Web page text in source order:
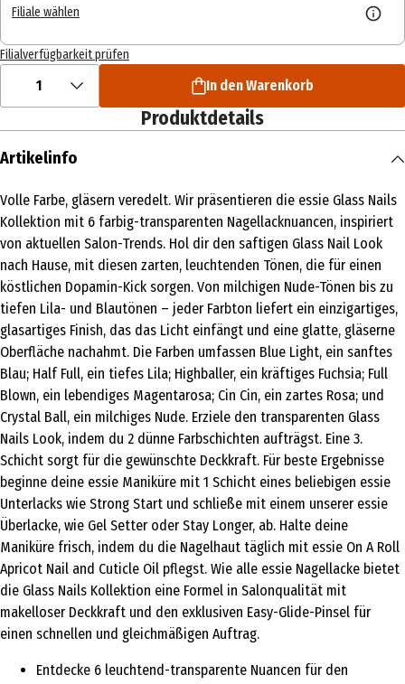
Filiale wählen
Filialverfügbarkeit prüfen
1 In den Warenkorb
Produktdetails
Artikelinfo
Volle Farbe, gläsern veredelt. Wir präsentieren die essie Glass Nails
Kollektion mit 6 farbig-transparenten Nagellacknuancen, inspiriert
von aktuellen Salon-Trends. Hol dir den saftigen Glass Nail Look
nach Hause, mit diesen zarten, leuchtenden Tönen, die für einen
köstlichen Dopamin-Kick sorgen. Von milchigen Nude-Tönen bis zu
tiefen Lila- und Blautönen – jeder Farbton liefert ein einzigartiges,
glasartiges Finish, das das Licht einfängt und eine glatte, gläserne
Oberfläche nachahmt. Die Farben umfassen Blue Light, ein sanftes
Blau; Half Full, ein tiefes Lila; Highballer, ein kräftiges Fuchsia; Full
Blown, ein lebendiges Magentarosa; Cin Cin, ein zartes Rosa; und
Crystal Ball, ein milchiges Nude. Erziele den transparenten Glass
Nails Look, indem du 2 dünne Farbschichten aufträgst. Eine 3.
Schicht sorgt für die gewünschte Deckkraft. Für beste Ergebnisse
beginne deine essie Maniküre mit 1 Schicht eines beliebigen essie
Unterlacks wie Strong Start und schließe mit einem unserer essie
Überlacke, wie Gel Setter oder Stay Longer, ab. Halte deine
Maniküre frisch, indem du die Nagelhaut täglich mit essie On A Roll
Apricot Nail and Cuticle Oil pflegst. Wie alle essie Nagellacke bietet
die Glass Nails Kollektion eine Formel in Salonqualität mit
makelloser Deckkraft und den exklusiven Easy-Glide-Pinsel für
einen schnellen und gleichmäßigen Auftrag.
Entdecke 6 leuchtend-transparente Nuancen für den